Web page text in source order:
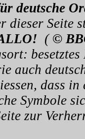
deutsche
dieser Seite
( ©
auch
dass in
Symbole
zur